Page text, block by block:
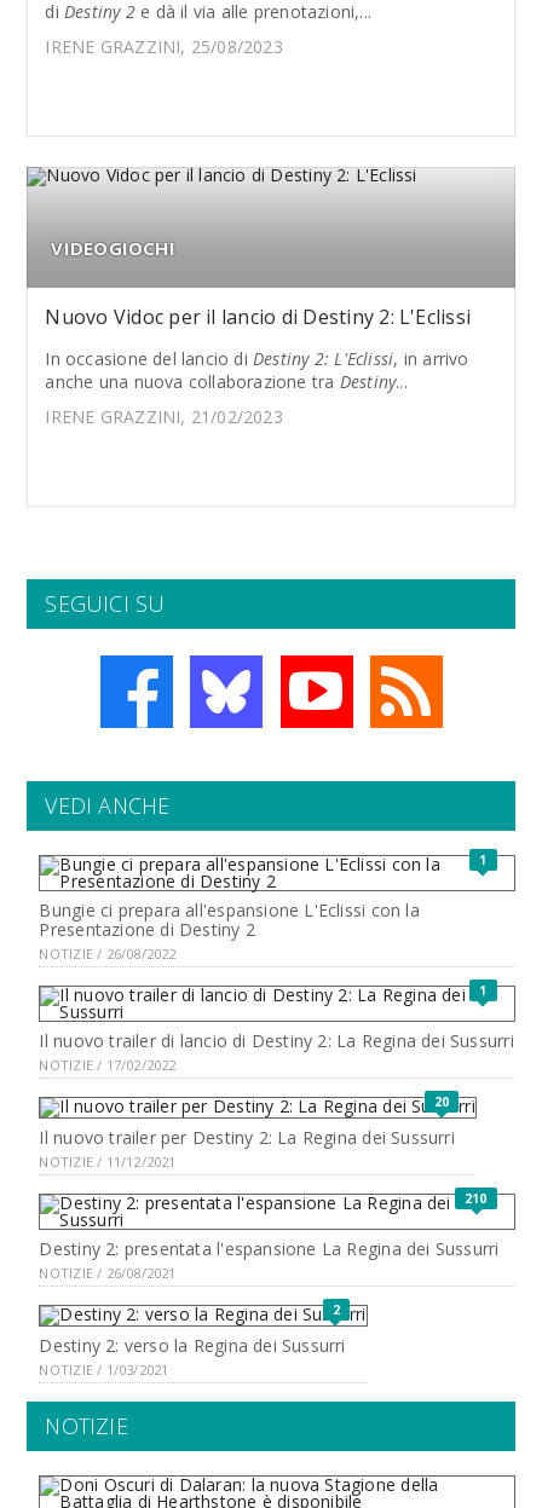
di Destiny 2e dà il via alle prenotazioni,...
IRENE GRAZZINI, 25/08/2023
VIDEOGIOCHI
Nuovo Vidoc per il lancio di Destiny 2: L'Eclissi
In occasione del lancio diDestiny 2: L'Eclissi, in arrivo
anche una nuova collaborazione tra Destiny...
IRENE GRAZZINI, 21/02/2023
SEGUICI SU
VEDI ANCHE
1
Bungie ci prepara all'espansione L'Eclissi con la
Presentazione di Destiny 2
NOTIZIE / 26/08/2022
1
Il nuovo trailer di lancio di Destiny 2: La Regina dei Sussurri
NOTIZIE / 17/02/2022
20
Il nuovo trailer per Destiny 2: La Regina dei Sussurri
NOTIZIE / 11/12/2021
210
Destiny 2: presentata l'espansione La Regina dei Sussurri
NOTIZIE / 26/08/2021
2
Destiny 2: verso la Regina dei Sussurri
NOTIZIE / 1/03/2021
NOTIZIE